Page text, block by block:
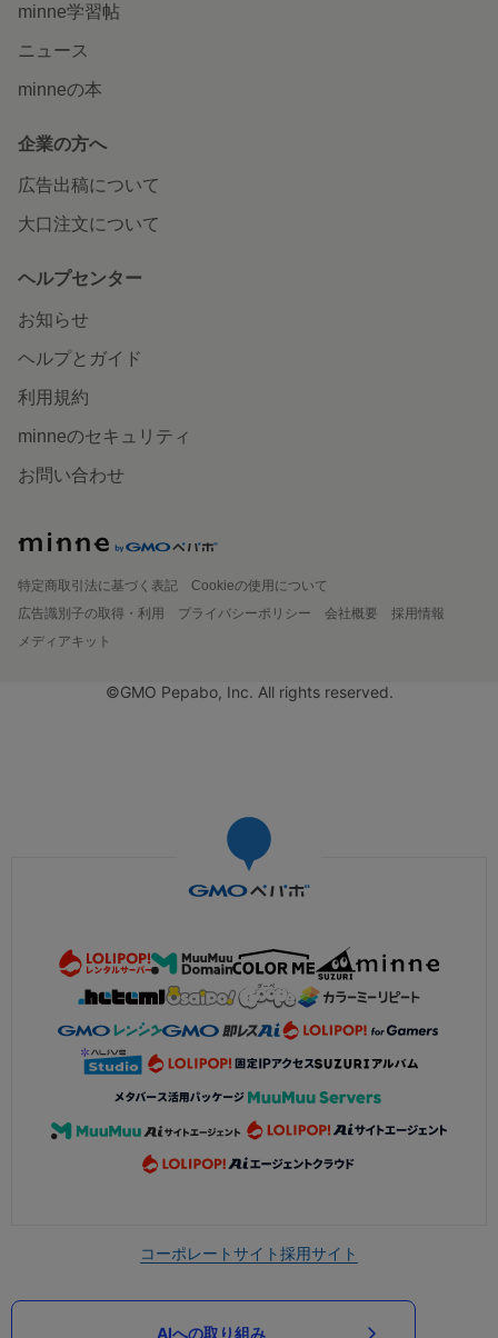
minne学習帖
ニュース
minneの本
企業の方へ
広告出稿について
大口注文について
ヘルプセンター
お知らせ
ヘルプとガイド
利用規約
minneのセキュリティ
お問い合わせ
特定商取引法に基づく表記
Cookieの使用について
広告識別子の取得・利用
プライバシーポリシー 会社概要
採用情報
メディアキット
©GMO Pepabo, Inc. All rights reserved.
コーポレートサイト採用サイト
AIへの取り組み